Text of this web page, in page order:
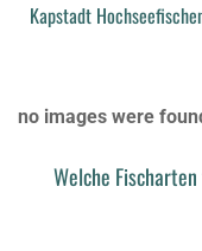
Kapstadt
no images were
Welche